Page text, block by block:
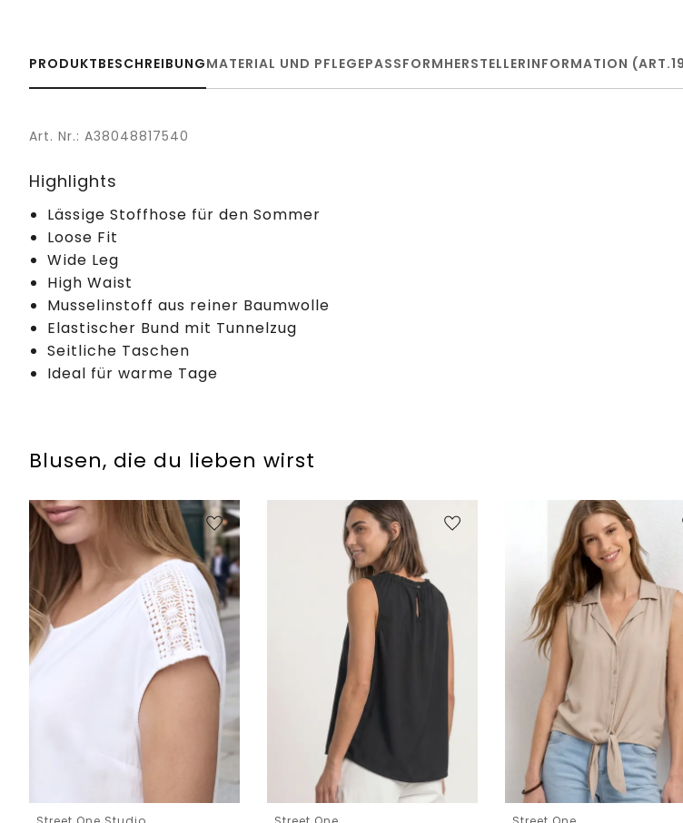
PRODUKTBESCHREIBUNGMATERIAL UND PFLEGEPASSFORMHERSTELLERINFORMATION
Art. Nr.: A38048817540
Highlights
Lässige Stoffhose für den Sommer
Loose Fit
Wide Leg
High Waist
Musselinstoff aus reiner Baumwolle
Elastischer Bund mit Tunnelzug
Seitliche Taschen
Ideal für warme Tage
Blusen, die du lieben wirst